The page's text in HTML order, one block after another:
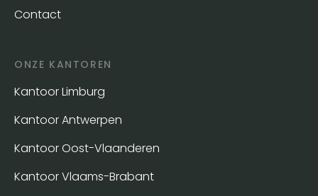
Contact
ONZE KANTOREN
Kantoor Limburg
Kantoor Antwerpen
Kantoor Oost-Vlaanderen
Kantoor Vlaams-Brabant